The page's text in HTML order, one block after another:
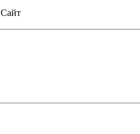
Сайт